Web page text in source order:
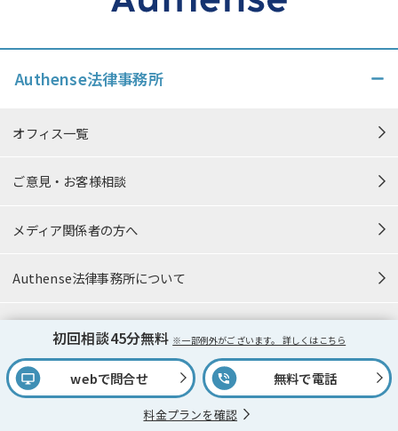
初回相談45分無料 ※一部例外がございます。 詳しくはこちら
webで問合せ 無料で電話
料金プランを確認
Authense法律事務所
オフィス一覧
ご意見・お客様相談
メディア関係者の方へ
Authense法律事務所について
事務所概要
採用情報